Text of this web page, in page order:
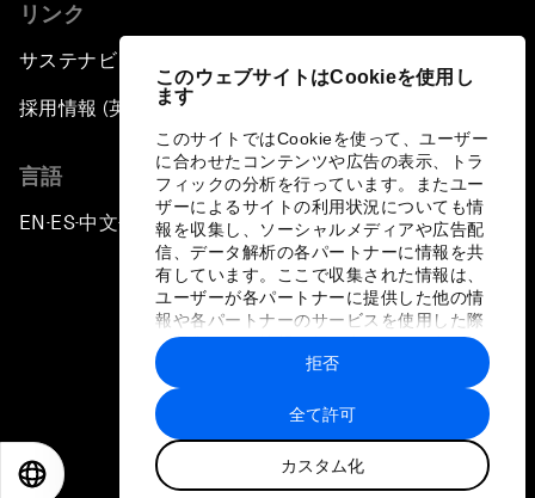
このウェブサイトはCookieを使用し
ます
このサイトではCookieを使って、ユーザー
に合わせたコンテンツや広告の表示、トラ
フィックの分析を行っています。またユー
ザーによるサイトの利用状況についても情
報を収集し、ソーシャルメディアや広告配
信、データ解析の各パートナーに情報を共
有しています。ここで収集された情報は、
ユーザーが各パートナーに提供した他の情
報や各パートナーのサービスを使用した際
に収集された情報と組み合わされ、各パー
トナーによって使用されることがありま
す。
全て許可
カスタム化
拒否
リンク
サステナビリティへの取り組み
採用情報 (英語のみ)
言語
EN ▪ ES▪中文▪ 日本語
プライバシーポリシーと利用規約
サイトマップ
©
世界経済フォーラム